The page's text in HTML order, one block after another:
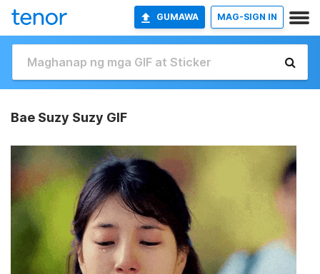
GUMAWA MAG-SIGN IN
Bae Suzy Suzy GIF